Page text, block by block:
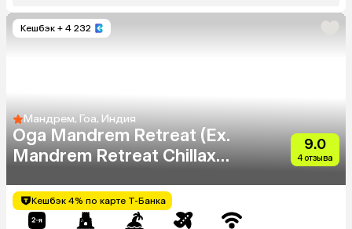
Кешбэк + 4 232
Мандрем, Гоа, Индия
Oga Mandrem Retreat (Ex.
Mandrem Retreat Chillax
9.0
4 отзыва
Кешбэк 4% по карте Т-Банка